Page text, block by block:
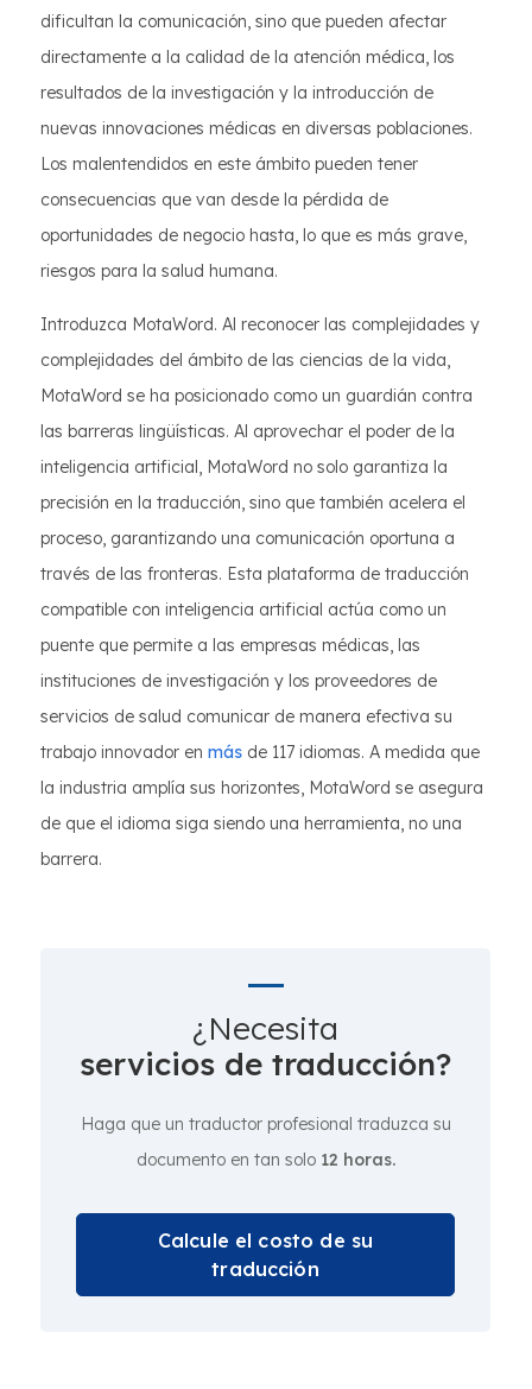
dificultan la comunicación, sino que pueden afectar
directamente a la calidad de la atención médica, los
resultados de la investigación y la introducción de
nuevas innovaciones médicas en diversas poblaciones.
Los malentendidos en este ámbito pueden tener
consecuencias que van desde la pérdida de
oportunidades de negocio hasta, lo que es más grave,
riesgos para la salud humana.
Introduzca MotaWord. Al reconocer las complejidades y
complejidades del ámbito de las ciencias de la vida,
MotaWord se ha posicionado como un guardián contra
las barreras lingüísticas. Al aprovechar el poder de la
inteligencia artificial, MotaWord no solo garantiza la
precisión en la traducción, sino que también acelera el
proceso, garantizando una comunicación oportuna a
través de las fronteras. Esta plataforma de traducción
compatible con inteligencia artificial actúa como un
puente que permite a las empresas médicas, las
instituciones de investigación y los proveedores de
servicios de salud comunicar de manera efectiva su
trabajo innovador en más de 117 idiomas. A medida que
la industria amplía sus horizontes, MotaWord se asegura
de que el idioma siga siendo una herramienta, no una
barrera.
¿Necesita
servicios de traducción?
Haga que un traductor profesional traduzca su
documento en tan solo 12 horas.
Calcule el costo de su
traducción